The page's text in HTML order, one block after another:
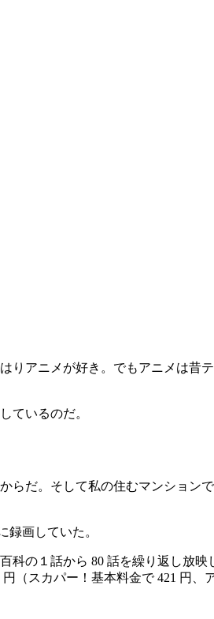
りアニメが好き。でもアニメは昔
ているのだ。
らだ。そして私の住むマンション
画していた。
の１話から 80 話を繰り返し放映
（スカパー！基本料金で 421 円、